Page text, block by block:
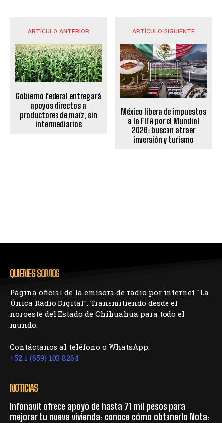
ARTÍCULO ANTERIOR
Gobierno federal entregará
apoyos directos a
productores de maíz, sin
intermediarios
ARTÍCULO SIGUIENTE
México libera de impuestos
a la FIFA por el Mundial
2026: buscan atraer
inversión y turismo
QUIENES SOMOS
Página oficial de la emisora de radio por internet "La
Única Radio Digital". Transmitiendo desde el
noroeste del Estado de Chihuahua para todo el
mundo.
Contáctanos al teléfono o WhatsApp:
+52 1 (659) 103 8264
NOTICIAS
Infonavit ofrece apoyo de hasta 71 mil pesos para
mejorar tu nueva vivienda: conoce cómo obtenerlo Nota: